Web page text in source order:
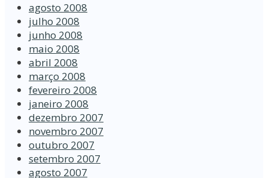
agosto 2008
julho 2008
junho 2008
maio 2008
abril 2008
março 2008
fevereiro 2008
janeiro 2008
dezembro 2007
novembro 2007
outubro 2007
setembro 2007
agosto 2007